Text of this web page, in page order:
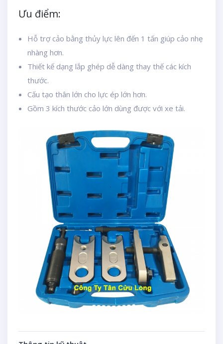
Ưu điểm:
Hỗ trợ cảo bằng thủy lực lên đến 1 tấn giúp cảo nhẹ
nhàng hơn.
Thiết kế dạng lắp ghép dễ dàng thay thế các kích
thước.
Cấu tạo thân lớn cho lực ép lớn hơn.
Gồm 3 kích thước cảo lớn dùng được với xe tải.